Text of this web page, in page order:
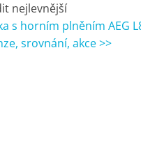
nejlevnější
s horním plněním AEG
srovnání, akce >>